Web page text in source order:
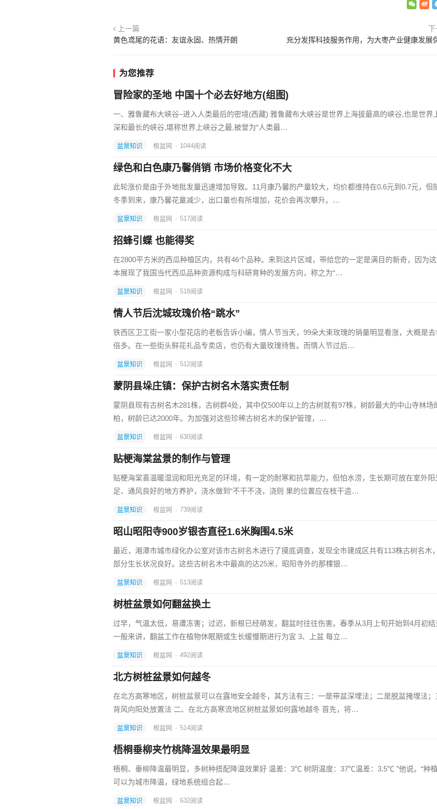
上一篇
黄色鸢尾的花语：友谊永固、热情开朗
为您推荐
冒险家的圣地 中国十个必去好地方(组图)
一、雅鲁藏布大峡谷–进入人类最后的密境(西藏) 雅鲁藏布大峡谷是世界上海拔最高的峡谷,也是世界
深和最长的峡谷,堪称世界上峡谷之最,被誉为“人类最…
盆景知识 根盆网 · 1044阅读
绿色和白色康乃馨俏销 市场价格变化不大
此轮涨价是由于外地批发量迅速增加导致。11月康乃馨的产量较大，均价都维持在0.6元到0.7元，但
冬季到来，康乃馨花量减少，出口量也有所增加，花价会再次攀升。…
盆景知识 根盆网 · 517阅读
招蜂引蝶 也能得奖
在2800平方米的西瓜种植区内，共有46个品种。来到这片区域，带给您的一定是满目的新奇，因为
本展现了我国当代西瓜品种资源构成与科研育种的发展方向，称之为“…
盆景知识 根盆网 · 518阅读
情人节后沈城玫瑰价格“跳水”
铁西区卫工街一家小型花店的老板告诉小编，情人节当天，99朵大束玫瑰的销量明显看涨，大概是
倍多。在一些街头鲜花礼品专卖店，也仍有大量玫瑰待售。而情人节过后…
盆景知识 根盆网 · 512阅读
蒙阴县垛庄镇：保护古树名木落实责任制
蒙阴县现有古树名木281株，古树群4处，其中仅500年以上的古树就有97株，树龄最大的中山寺林场
柏，树龄已达2000年。为加强对这些珍稀古树名木的保护管理，…
盆景知识 根盆网 · 630阅读
贴梗海棠盆景的制作与管理
贴梗海棠喜温暖湿润和阳光充足的环境，有一定的耐寒和抗旱能力，但怕水涝，生长期可放在室外阳
足、通风良好的地方养护，浇水做到“不干不浇，浇则 果的位置应在枝干造…
盆景知识 根盆网 · 739阅读
昭山昭阳寺900岁银杏直径1.6米胸围4.5米
最近，湘潭市城市绿化办公室对该市古树名木进行了摸底调查，发现全市建成区共有113株古树名木
部分生长状况良好。这些古树名木中最高的达25米，昭阳寺外的那棵银…
盆景知识 根盆网 · 513阅读
树桩盆景如何翻盆换土
过早，气温太低，易遭冻害；过迟，新根已经萌发，翻盆时往往伤害。春季从3月上旬开始到4月初结
一般来讲，翻盆工作在植物休眠期或生长缓慢期进行为宜 3、上盆 每立…
盆景知识 根盆网 · 492阅读
北方树桩盆景如何越冬
在北方高寒地区，树桩盆景可以在露地安全越冬，其方法有三：一是带盆深埋法；二是脱盆掩埋法；
背风向阳处放置法 二、在北方高寒流地区树桩盆景如何露地越冬 首先，将…
盆景知识 根盆网 · 514阅读
梧桐垂柳夹竹桃降温效果最明显
梧桐、垂柳降温最明显，多树种搭配降温效果好 温差：3℃ 树阴温度：37℃温差：3.5℃ ”他说。“种
可以为城市降温，绿地系统组合起…
盆景知识 根盆网 · 632阅读